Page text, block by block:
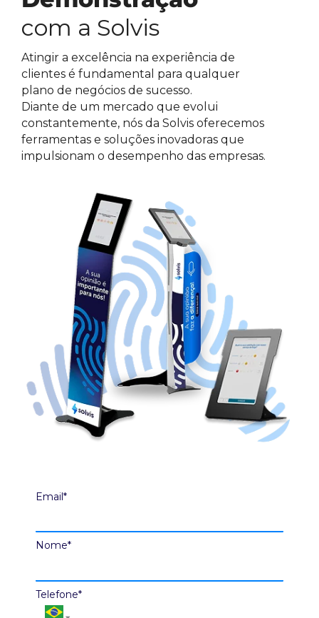
com a Solvis
Atingir a excelência na experiência de
clientes é fundamental para qualquer
plano de negócios de sucesso.
Diante de um mercado que evolui
constantemente, nós da Solvis oferecemos
ferramentas e soluções inovadoras que
impulsionam o desempenho das empresas.
Email*
Nome*
Telefone*